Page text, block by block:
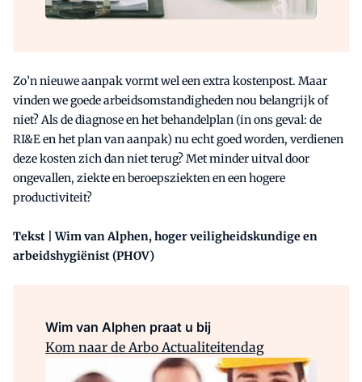
Zo’n nieuwe aanpak vormt wel een extra kostenpost. Maar
vinden we goede arbeidsomstandigheden nou belangrijk of
niet? Als de diagnose en het behandelplan (in ons geval: de
RI&E en het plan van aanpak) nu echt goed worden, verdienen
deze kosten zich dan niet terug? Met minder uitval door
ongevallen, ziekte en beroepsziekten en een hogere
productiviteit?
Tekst | Wim van Alphen, hoger veiligheidskundige en
arbeidshygiënist (PHOV)
Wim van Alphen praat u bij
Kom naar de Arbo Actualiteitendag